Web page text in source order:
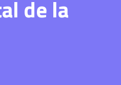
de la